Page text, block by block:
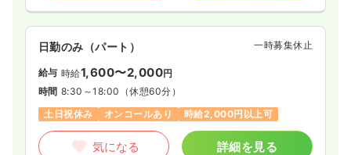
日勤のみ（パート） 一時募集休止
給与 時給1,600〜2,000円
時間 8:30～18:00 （休憩60分）
土日祝休み
オンコールあり 時給2,000円以上可
気になる 詳細を見る